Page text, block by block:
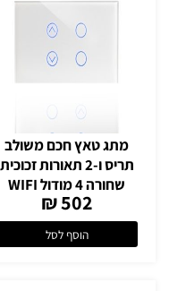
מתג טאץ חכם משולב
תריס ו-2 תאורות זכוכית
שחורה 4 מודול WIFI
502 ₪
הוסף לסל